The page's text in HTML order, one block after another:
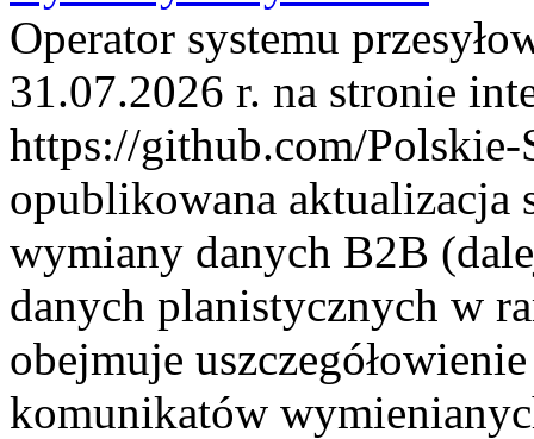
Operator systemu
31.07.2026 r. na stronie
https://github.com/Polskie-
opublikowana aktualizacja
wymiany danych B2B
danych planistycznych w
obejmuje
komunikatów